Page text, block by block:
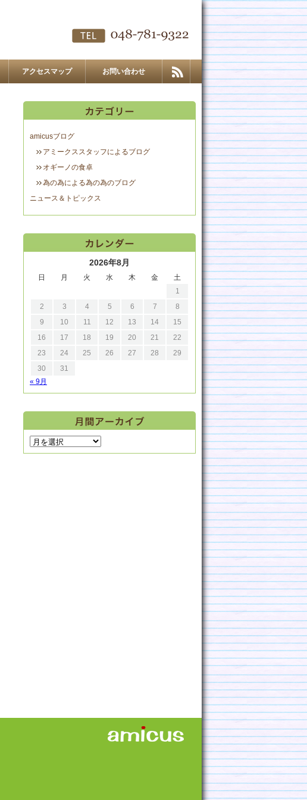
アクセスマップ お問い合わせ
amicusブログ
アミークススタッフによるブログ
オギーノの食卓
為の為による為の為のブログ
ニュース＆トピックス
2026年8月
日 月 火 水 木 金
土
1
2
3 4 5 6 7
8
9
10 11 12 13 14
15
16
17 18 19 20 21
22
23
24 25 26 27 28
29
30
31
« 9月